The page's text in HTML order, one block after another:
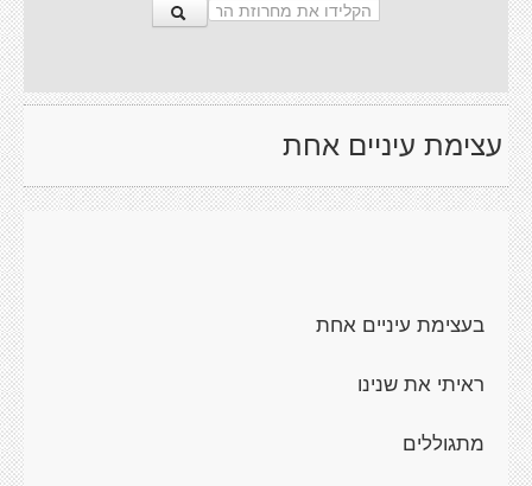
עצימת עיניים אחת
בעצימת עיניים אחת
ראיתי את שנינו
מתגוללים